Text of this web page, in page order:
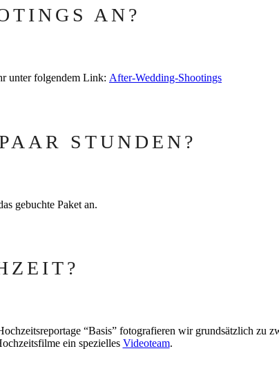
AN?
unter folgendem Link: After-Wedding-Shootings
STUNDEN?
gebuchte Paket an.
“Basis” fotografieren wir grundsätzlich zu
ein spezielles Videoteam.